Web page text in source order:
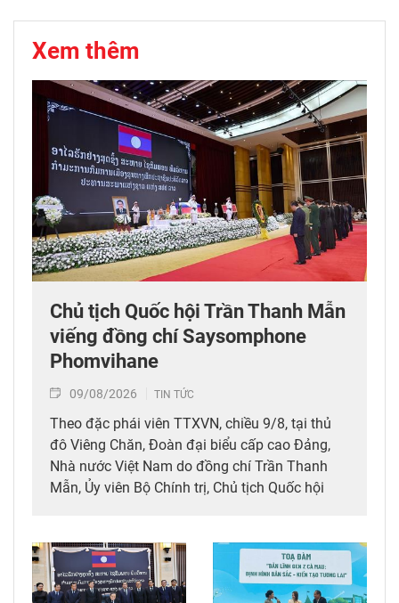
Xem thêm
Chủ tịch Quốc hội Trần Thanh Mẫn
viếng đồng chí Saysomphone
Phomvihane
09/08/2026 TIN TỨC
Theo đặc phái viên TTXVN, chiều 9/8, tại thủ
đô Viêng Chăn, Đoàn đại biểu cấp cao Đảng,
Nhà nước Việt Nam do đồng chí Trần Thanh
Mẫn, Ủy viên Bộ Chính trị, Chủ tịch Quốc hội
trị, Chủ tịch Quốc hội Lào.